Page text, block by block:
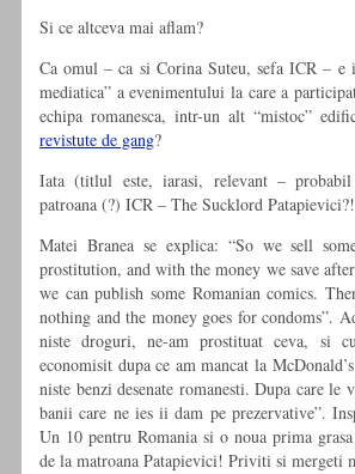
Si ce altceva mai aflam?
Ca omul – ca si Corina Suteu, sefa ICR – e
mediatica” a evenimentului la care a
echipa romanesca, intr-un alt “mistoc”
revistute de gang?
Iata (titlul este, iarasi, relevant –
patroana (?) ICR – The Sucklord
Matei Branea se explica: “So we sell
prostitution, and with the money we save
we can publish some Romanian comics.
nothing and the money goes for condoms”.
niste droguri, ne-am prostituat ceva, si
economisit dupa ce am mancat la
niste benzi desenate romanesti. Dupa care le
banii care ne ies ii dam pe prezervative”.
Un 10 pentru Romania si o noua prima
de la matroana Patapievici! Priviti si mergeti